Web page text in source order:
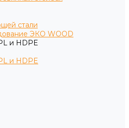
стали
ЭКО WOOD
и HDPE
и HDPE